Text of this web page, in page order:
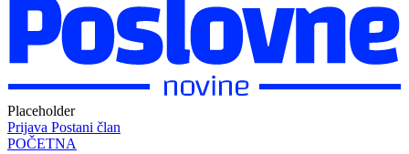
Placeholder
Prijava Postani član
POČETNA